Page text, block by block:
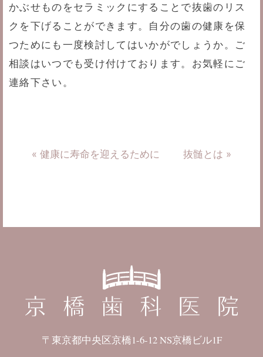
かぶせものをセラミックにすることで抜歯のリス
クを下げることができます。自分の歯の健康を保
つためにも一度検討してはいかがでしょうか。ご
相談はいつでも受け付けております。お気軽にご
連絡下さい。
« 健康に寿命を迎えるために 抜髄とは »
〒東京都中央区京橋1-6-12 NS京橋ビル1F